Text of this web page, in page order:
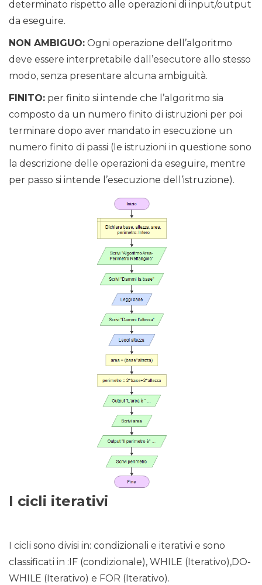
determinato rispetto alle operazioni di input/output
da eseguire.
NON AMBIGUO: Ogni operazione dell’algoritmo
deve essere interpretabile dall’esecutore allo stesso
modo, senza presentare alcuna ambiguità.
FINITO: per finito si intende che l’algoritmo sia
composto da un numero finito di istruzioni per poi
terminare dopo aver mandato in esecuzione un
numero finito di passi (le istruzioni in questione sono
la descrizione delle operazioni da eseguire, mentre
per passo si intende l’esecuzione dell’istruzione).
I cicli iterativi
I cicli sono divisi in: condizionali e iterativi e sono
classificati in :IF (condizionale), WHILE (Iterativo),DO-
WHILE (Iterativo) e FOR (Iterativo).